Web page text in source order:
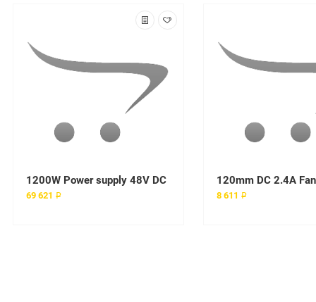
1200W Power supply 48V DC
69 621 ₽
120mm DC 2.4A Fan
8 611 ₽